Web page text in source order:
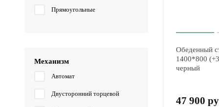
Прямоугольные
Механизм
Автомат
Двусторонний торцевой
Обеденный
1400*800
черный
47 900